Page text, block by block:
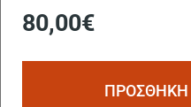
80,00€
ΠΡΟΣΘΗΚΗ